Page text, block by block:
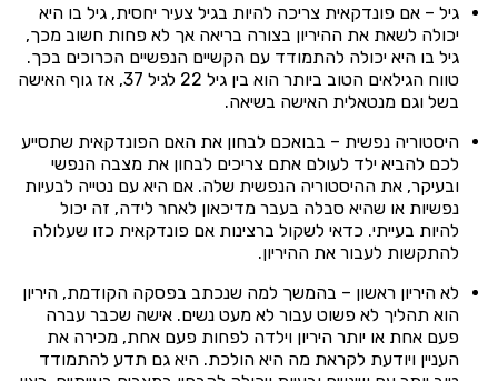
גיל – אם פונדקאית צריכה להיות בגיל צעיר יחסית, גיל בו היא
יכולה לשאת את ההיריון בצורה בריאה אך לא פחות חשוב מכך,
גיל בו היא יכולה להתמודד עם הקשיים הנפשיים הכרוכים בכך.
טווח הגילאים הטוב ביותר הוא בין גיל 22 לגיל 37, אז גוף האישה
בשל וגם מנטאלית האישה בשיאה.
היסטוריה נפשית – בבואכם לבחון את האם הפונדקאית שתסייע
לכם להביא ילד לעולם אתם צריכים לבחון את מצבה הנפשי
ובעיקר, את ההיסטוריה הנפשית שלה. אם היא עם נטייה לבעיות
נפשיות או שהיא סבלה בעבר מדיכאון לאחר לידה, זה יכול
להיות בעייתי. כדאי לשקול ברצינות אם פונדקאית כזו שעלולה
להתקשות לעבור את ההיריון.
לא היריון ראשון – בהמשך למה שנכתב בפסקה הקודמת, היריון
הוא תהליך לא פשוט עבור לא מעט נשים. אישה שכבר עברה
פעם אחת או יותר היריון וילדה לפחות פעם אחת, מכירה את
העניין ויודעת לקראת מה היא הולכת. היא גם תדע להתמודד